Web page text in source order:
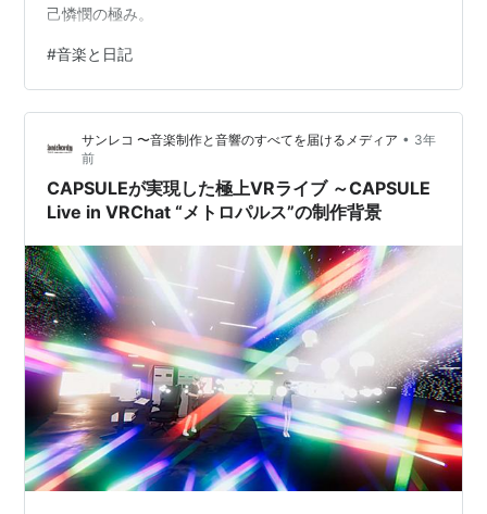
己憐憫の極み。
#音楽と日記
サンレコ 〜音楽制作と音響のすべてを届けるメディア • 3年
前
CAPSULEが実現した極上VRライブ ～CAPSULE
Live in VRChat “メトロパルス”の制作背景